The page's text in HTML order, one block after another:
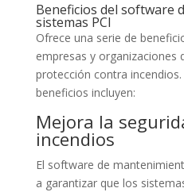
Beneficios del software
sistemas PCI
Ofrece una serie de
empresas y organizaciones
protección contra
beneficios incluyen:
Mejora la
incendios
El software de
a garantizar que los